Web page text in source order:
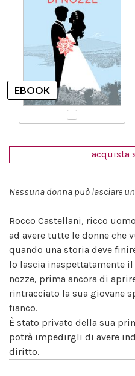
acquista
Nessuna donna può lasciare
Rocco Castellani, ricco
ad avere tutte le donne che
quando una storia deve
lo lascia inaspettatamente
nozze, prima ancora di
rintracciato la sua giovane
fianco.
È stato privato della sua
potrà impedirgli di avere
diritto.